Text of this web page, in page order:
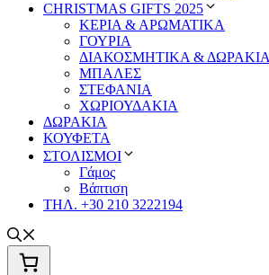
CHRISTMAS GIFTS 2025
ΚΕΡΙΑ & ΑΡΩΜΑΤΙΚΑ
ΓΟΥΡΙΑ
ΔΙΑΚΟΣΜΗΤΙΚΑ & ΔΩΡΑΚΙΑ
ΜΠΑΛΕΣ
ΣΤΕΦΑΝΙΑ
ΧΩΡΙΟΥΔΑΚΙΑ
ΔΩΡΑΚΙΑ
ΚΟΥΦΕΤΑ
ΣΤΟΛΙΣΜΟΙ
Γάμος
Βάπτιση
ΤΗΛ. +30 210 3222194